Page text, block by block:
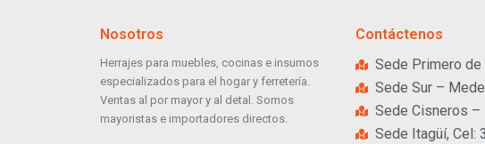
Nosotros
Herrajes para muebles, cocinas e insumos
especializados para el hogar y ferretería.
Ventas al por mayor y al detal. Somos
mayoristas e importadores directos.
Contáctenos
Sede Primero
Sede Sur –
Sede Cisneros –
Sede Itagüí, Cel: